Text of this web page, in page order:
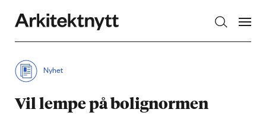
Nyhet
Vil lempe på bolignormen